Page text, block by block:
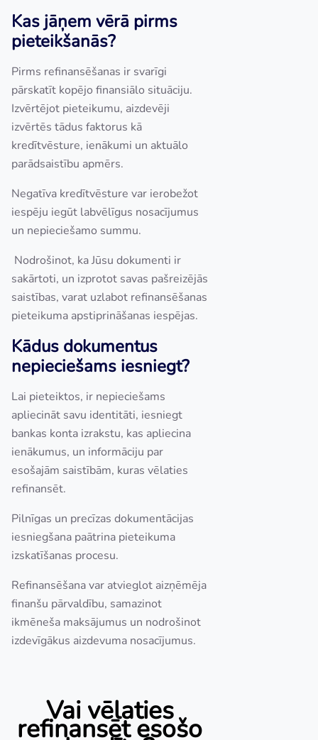
Kas jāņem vērā pirms
pieteikšanās?
Pirms refinansēšanas ir svarīgi
pārskatīt kopējo finansiālo situāciju.
Izvērtējot pieteikumu, aizdevēji
izvērtēs tādus faktorus kā
kredītvēsture, ienākumi un aktuālo
parādsaistību apmērs.
Negatīva kredītvēsture var ierobežot
iespēju iegūt labvēlīgus nosacījumus
un nepieciešamo summu.
Nodrošinot, ka Jūsu dokumenti ir
sakārtoti, un izprotot savas pašreizējās
saistības, varat uzlabot refinansēšanas
pieteikuma apstiprināšanas iespējas.
Kādus dokumentus
nepieciešams iesniegt?
Lai pieteiktos, ir nepieciešams
apliecināt savu identitāti, iesniegt
bankas konta izrakstu, kas apliecina
ienākumus, un informāciju par
esošajām saistībām, kuras vēlaties
refinansēt.
Pilnīgas un precīzas dokumentācijas
iesniegšana paātrina pieteikuma
izskatīšanas procesu.
Refinansēšana var atvieglot aizņēmēja
finanšu pārvaldību, samazinot
ikmēneša maksājumus un nodrošinot
izdevīgākus aizdevuma nosacījumus.
Vai vēlaties
refinansēt esošo